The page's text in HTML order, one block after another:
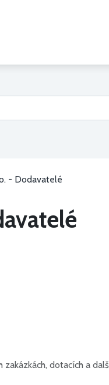
- Dodavatelé
dotacích a